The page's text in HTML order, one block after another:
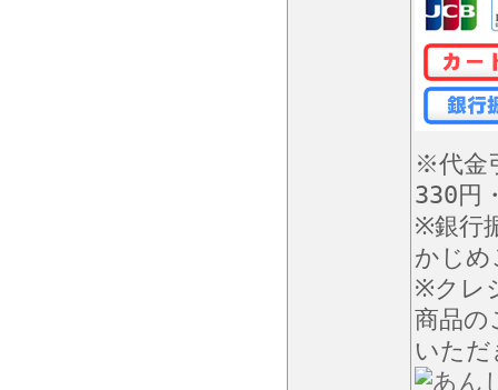
※代金
330円
※銀行
かじめ
※クレ
商品の
いた